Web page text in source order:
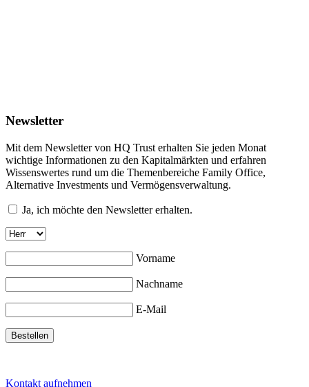
Newsletter
Mit dem Newsletter von HQ Trust erhalten Sie jeden Monat
wichtige Informationen zu den Kapitalmärkten und erfahren
Wissenswertes rund um die Themenbereiche Family Office,
Alternative Investments und Vermögensverwaltung.
Ja, ich möchte den Newsletter erhalten.
Vorname
Nachname
E-Mail
Kontakt aufnehmen